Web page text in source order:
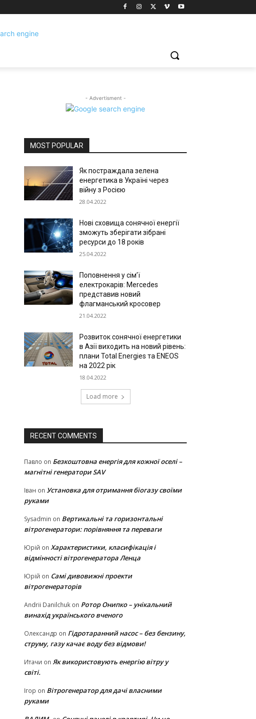
- Advertisment -
MOST POPULAR
Як постраждала зелена
енергетика в Україні через
війну з Росією
28.04.2022
Нові сховища сонячної енергії
зможуть зберігати зібрані
ресурси до 18 років
25.04.2022
Поповнення у сім’ї
електрокарів: Mercedes
представив новий
флагманський кросовер
21.04.2022
Розвиток сонячної енергетики
в Азії виходить на новий рівень:
плани Total Energies та ENEOS
на 2022 рік
18.04.2022
Load more
RECENT COMMENTS
Павло on Безкоштовна енергія для кожної оселі –
магнітні генератори SAV
Іван on Установка для отримання біогазу своїми
руками
Sysadmin on Вертикальні та горизонтальні
вітрогенератори: порівняння та переваги
Юрій on Характеристики, класифікація і
відмінності вітрогенератора Ленца
Юрій on Самі дивовижні проекти
вітрогенераторів
Andrii Danilchuk on Ротор Онипко – унікальний
винахід українського вченого
Олександр on Гідротаранний насос – без бензину,
струму, газу качає воду без відмови!
Итачи on Як використовують енергію вітру у
світі.
Ігор on Вітрогенератор для дачі власними
руками